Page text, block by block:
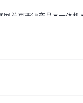
网首页开源产品
一体机